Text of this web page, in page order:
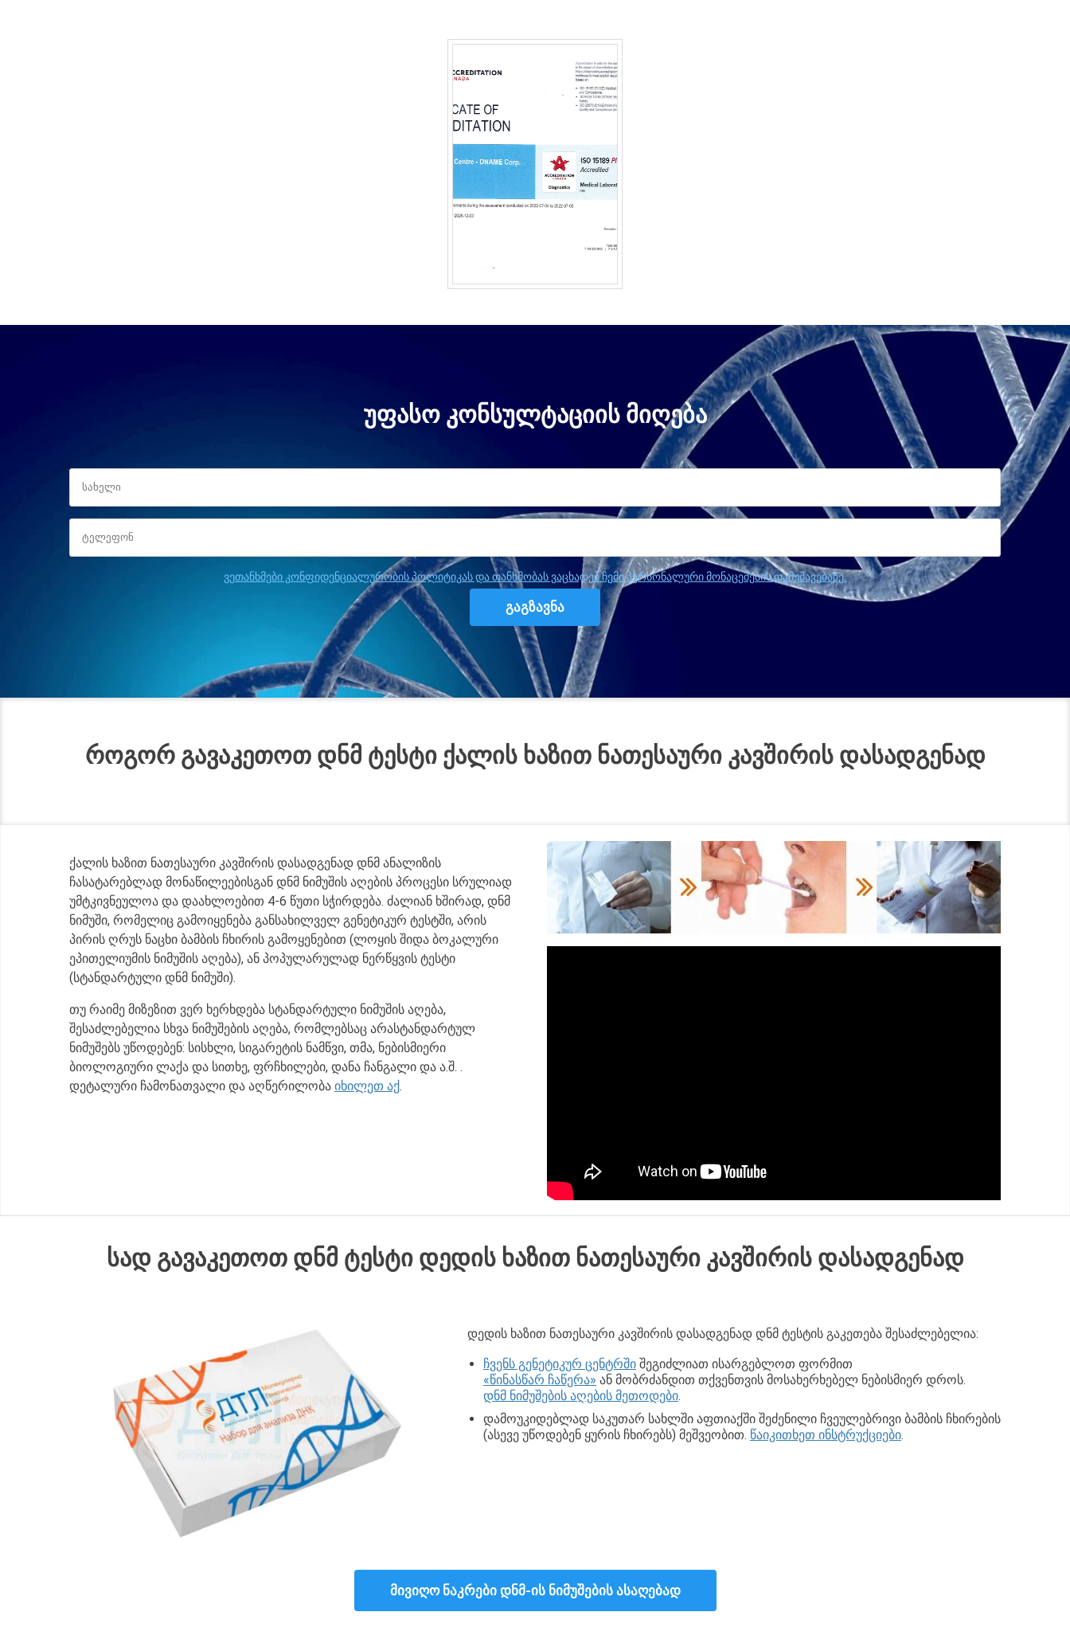
ᲣᲤᲐᲡᲝ ᲙᲝᲜᲡᲣᲚᲢᲐᲪᲘᲘᲡ ᲛᲘᲦᲔᲑᲐ
ვეთანხმები კონფიდენციალურობის პოლიტიკას და თანხმობას ვაცხადებ ჩემი პერსონალური მონაცემების დამუშავებაზე.
ᲠᲝᲒᲝᲠ ᲒᲐᲕᲐᲙᲔᲗᲝᲗ ᲓᲜᲛ ᲢᲔᲡᲢᲘ ᲥᲐᲚᲘᲡ ᲮᲐᲖᲘᲗ ᲜᲐᲗᲔᲡᲐᲣᲠᲘ ᲙᲐᲕᲨᲘᲠᲘᲡ ᲓᲐᲡᲐᲓᲒᲔᲜᲐᲓ
ქალის ხაზით ნათესაური კავშირის დასადგენად დნმ ანალიზის
ჩასატარებლად მონაწილეებისგან დნმ ნიმუშის აღების პროცესი სრულიად
უმტკივნეულოა და დაახლოებით 4-6 წუთი სჭირდება. ძალიან ხშირად, დნმ
ნიმუში, რომელიც გამოიყენება განსახილველ გენეტიკურ ტესტში, არის
პირის ღრუს ნაცხი ბამბის ჩხირის გამოყენებით (ლოყის შიდა ბოკალური
ეპითელიუმის ნიმუშის აღება), ან პოპულარულად ნერწყვის ტესტი
(სტანდარტული დნმ ნიმუში).
თუ რაიმე მიზეზით ვერ ხერხდება სტანდარტული ნიმუშის აღება,
შესაძლებელია სხვა ნიმუშების აღება, რომლებსაც არასტანდარტულ
ნიმუშებს უწოდებენ: სისხლი, სიგარეტის ნამწვი, თმა, ნებისმიერი
ბიოლოგიური ლაქა და სითხე, ფრჩხილები, დანა ჩანგალი და ა.შ. .
დეტალური ჩამონათვალი და აღწერილობა იხილეთ აქ.
ᲡᲐᲓ ᲒᲐᲕᲐᲙᲔᲗᲝᲗ ᲓᲜᲛ ᲢᲔᲡᲢᲘ ᲓᲔᲓᲘᲡ ᲮᲐᲖᲘᲗ ᲜᲐᲗᲔᲡᲐᲣᲠᲘ ᲙᲐᲕᲨᲘᲠᲘᲡ ᲓᲐᲡᲐᲓᲒᲔᲜᲐᲓ
დედის ხაზით ნათესაური კავშირის დასადგენად დნმ ტესტის გაკეთება შესაძლებელია:
ჩვენს გენეტიკურ ცენტრში შეგიძლიათ ისარგებლოთ ფორმით
«წინასწარ ჩაწერა» ან მობრძანდით თქვენთვის მოსახერხებელ ნებისმიერ დროს.
დნმ ნიმუშების აღების მეთოდები.
დამოუკიდებლად საკუთარ სახლში აფთიაქში შეძენილი ჩვეულებრივი ბამბის ჩხირების
(ასევე უწოდებენ ყურის ჩხირებს) მეშვეობით. წაიკითხეთ ინსტრუქციები.
ᲛᲘᲕᲘᲦᲝ ᲜᲐᲙᲠᲔᲑᲘ ᲓᲜᲛ-ᲘᲡ ᲜᲘᲛᲣᲨᲔᲑᲘᲡ ᲐᲡᲐᲦᲔᲑᲐᲓ